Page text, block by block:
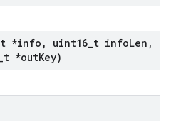
t *info , uint16 t infoLen ,
t *outKey)